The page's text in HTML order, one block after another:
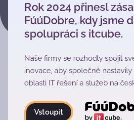
Fúú projekty
Rok 2024 přinesl
FúúDobre, kdy jsme
spolupráci s itcube.
Naše firmy se rozhodly spojit
inovace, aby společně
oblasti IT řešení a služeb na
Vstoupit